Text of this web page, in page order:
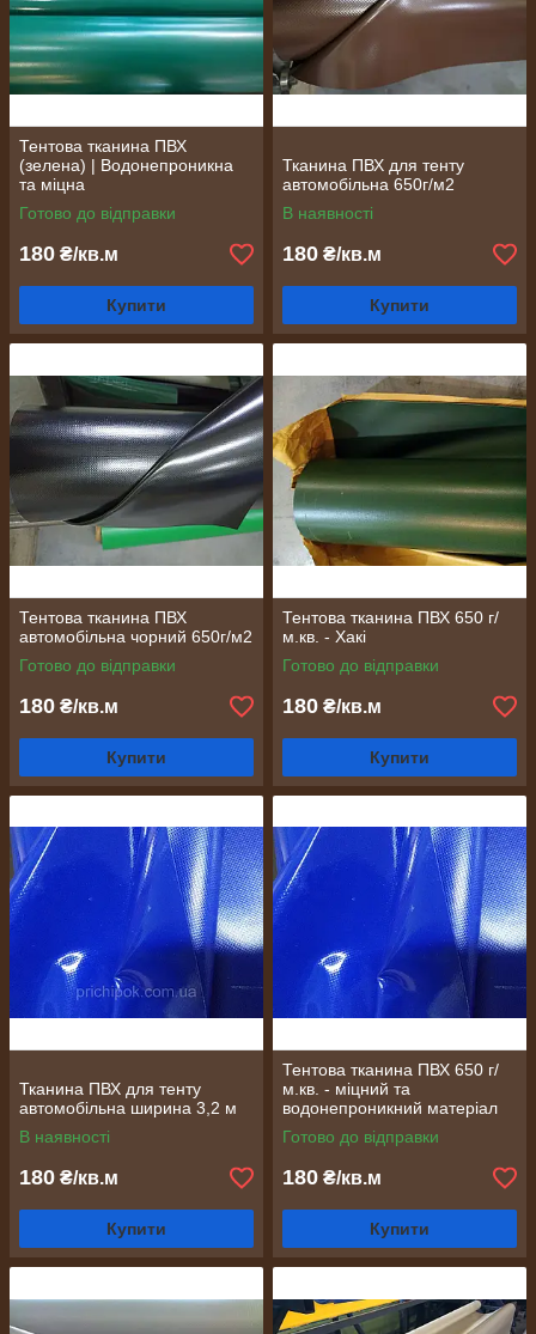
Тентова тканина ПВХ
(зелена) | Водонепроникна
та міцна
Готово до відправки
180 ₴/кв.м
Купити
Тканина ПВХ для тенту
автомобільна 650г/м2
В наявності
180 ₴/кв.м
Купити
Тентова тканина ПВХ
автомобільна чорний 650г/м2
Готово до відправки
180 ₴/кв.м
Купити
Тентова тканина ПВХ 650 г/
м.кв. - Хакі
Готово до відправки
180 ₴/кв.м
Купити
Тканина ПВХ для тенту
автомобільна ширина 3,2 м
В наявності
180 ₴/кв.м
Купити
Тентова тканина ПВХ 650 г/
м.кв. - міцний та
водонепроникний матеріал
для накриття
Готово до відправки
180 ₴/кв.м
Купити